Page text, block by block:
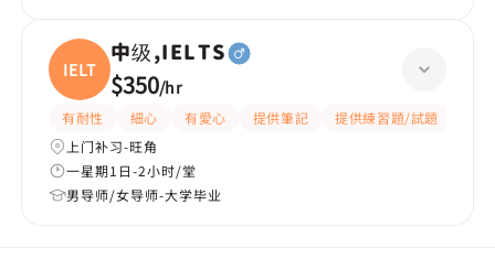
IELTS
中级,IELTS
$350/hr
有耐性 細心 有愛心 提供筆記 提供練習題/試題
上门补习-旺角
一星期1日-2小时/堂
男导师/女导师-大学毕业